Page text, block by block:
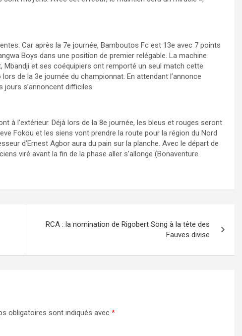
Car après la 7e journée, Bamboutos Fc est 13e avec 7 points
Boys dans une position de premier relégable. La machine
Mbandji et ses coéquipiers ont remporté un seul match cette
de la 3e journée du championnat. En attendant l’annonce
jours s’annoncent difficiles.
à l’extérieur. Déjà lors de la 8e journée, les bleus et rouges seront
Fokou et les siens vont prendre la route pour la région du Nord
d’Ernest Agbor aura du pain sur la planche. Avec le départ de
viré avant la fin de la phase aller s’allonge (Bonaventure
RCA : la nomination de Rigobert Song à la tête des
Fauves divise
obligatoires sont indiqués avec *